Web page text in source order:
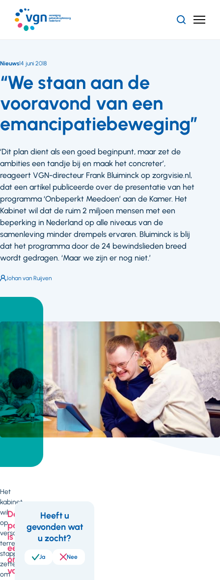
naar
hoofdinhoud
ZoekenMenu
“We staan aan de
vooravond van een
emancipatiebeweging”
Nieuws14 juni 2018
‘Dit plan dient als een goed beginpunt, maar zet de
ambities een tandje bij en maak het concreter’,
reageert VGN-directeur Frank Bluiminck op zorgvisie.nl,
dat een artikel publiceerde over de presentatie van het
programma ‘Onbeperkt Meedoen’ aan de Kamer. Het
Kabinet wil dat de ruim 2 miljoen mensen met een
beperking in Nederland op alle niveaus van de
samenleving minder drempels ervaren. Bluiminck is blij
dat het programma door de 24 bewindslieden breed
wordt gedragen. ‘Maar we zijn er nog niet.’
Auteur:
Johan van Ruijven
Het
kabinet
wil
op
verschillende
terreinen
stappen
zetten
om
Deze
pagina
is
een
onderdeel
van
Feedback
Heeft u
gevonden wat
u zocht?
Ja Nee